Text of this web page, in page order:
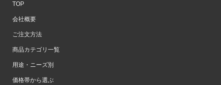
TOP
会社概要
ご注文方法
商品カテゴリ一覧
用途・ニーズ別
価格帯から選ぶ